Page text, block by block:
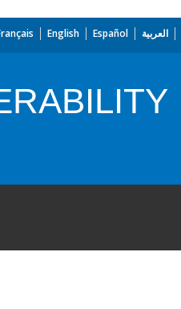
English Español العربية